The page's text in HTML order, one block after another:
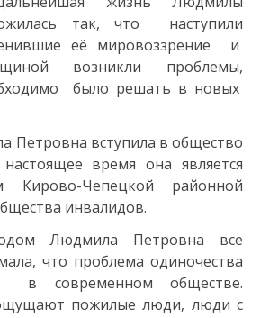
так, что наступили
её мировоззрение и
возникли проблемы,
было решать в новых
Петровна вступила в общество
время она является
Кирово-Чепецкой районной
инвалидов.
Людмила Петровна все
что проблема одиночества
в современном обществе.
пожилые люди, люди с